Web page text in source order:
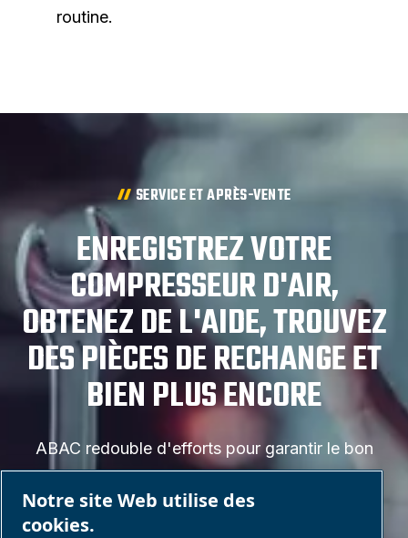
routine.
SERVICE ET APRÈS-VENTE
ENREGISTREZ VOTRE
COMPRESSEUR D'AIR,
OBTENEZ DE L'AIDE, TROUVEZ
DES PIÈCES DE RECHANGE ET
BIEN PLUS ENCORE
ABAC redouble d'efforts pour garantir le bon
fonctionnement et l'efficacité de votre
compresseur d'air. Nous vous fournissons des
Notre site Web utilise des
cookies.